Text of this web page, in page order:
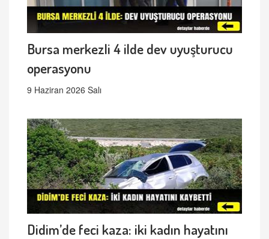
Bursa merkezli 4 ilde dev uyuşturucu
operasyonu
9 Haziran 2026 Salı
Didim’de feci kaza: iki kadın hayatını